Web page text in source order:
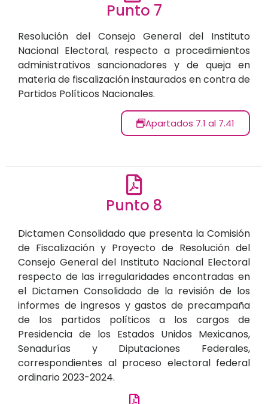
Punto 7
Resolución del Consejo General del Instituto
Nacional Electoral, respecto a procedimientos
administrativos sancionadores y de queja en
materia de fiscalización instaurados en contra de
Partidos Políticos Nacionales.
Apartados 7.1 al 7.41
Punto 8
Dictamen Consolidado que presenta la Comisión
de Fiscalización y Proyecto de Resolución del
Consejo General del Instituto Nacional Electoral
respecto de las irregularidades encontradas en
el Dictamen Consolidado de la revisión de los
informes de ingresos y gastos de precampaña
de los partidos políticos a los cargos de
Presidencia de los Estados Unidos Mexicanos,
Senadurías y Diputaciones Federales,
correspondientes al proceso electoral federal
ordinario 2023-2024.